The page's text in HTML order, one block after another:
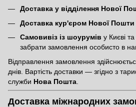
Доставка у відділення Нової
Доставка кур'єром Нової Пошти
Самовивіз із шоурумів у Києві
забрати замовлення особисто в
Відправлення замовлення
днів. Вартість доставки — згідно з
служби Нова Пошта
Доставка міжнародних